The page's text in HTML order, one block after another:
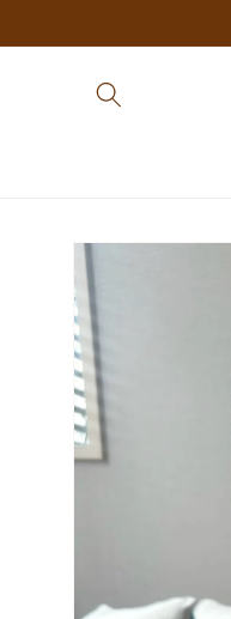
進む
商品情